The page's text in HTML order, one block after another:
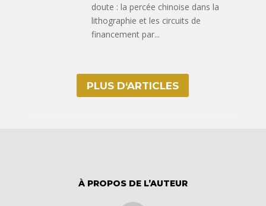
doute : la percée chinoise dans la
lithographie et les circuits de
financement par...
PLUS D‘ARTICLES
À PROPOS DE L’AUTEUR